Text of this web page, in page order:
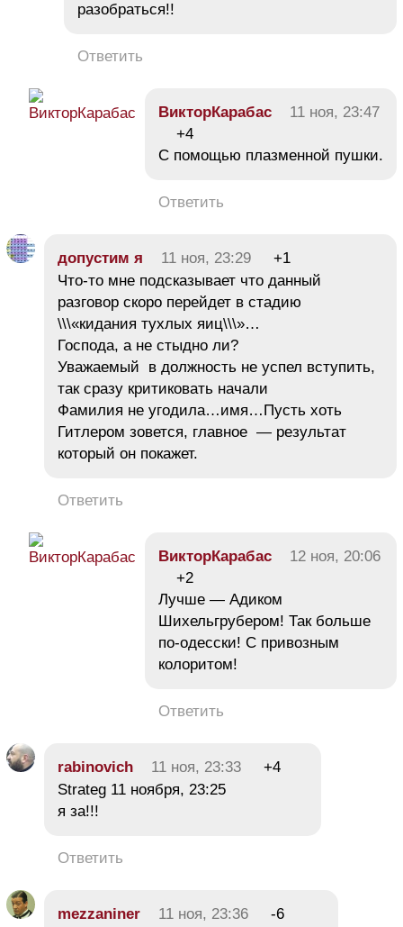
разобраться!!
Ответить
ВикторКарабас
11 ноя, 23:47
+4
С помощью плазменной пушки.
Ответить
допустим я 11 ноя, 23:29
+1
Что-то мне подсказывает что данный
разговор скоро перейдет в стадию
\\\«кидания тухлых яиц\\\»…
Господа, а не стыдно ли?
Уважаемый в должность не успел вступить,
так сразу критиковать начали
Фамилия не угодила…имя…Пусть хоть
Гитлером зовется, главное — результат
который он покажет.
Ответить
ВикторКарабас
12 ноя, 20:06
+2
Лучше — Адиком
Шихельгрубером! Так больше
по-одесски! С привозным
колоритом!
Ответить
rabinovich 11 ноя, 23:33
+4
Strateg 11 ноября, 23:25
я за!!!
Ответить
mezzaniner 11 ноя, 23:36
-6